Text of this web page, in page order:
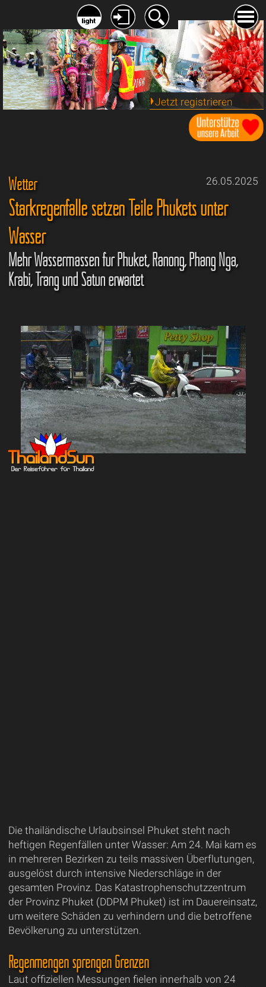
Jetzt registrieren
26.05.2025
Wetter
Starkregenfälle setzen Teile Phukets unter
Wasser
Mehr Wassermassen für Phuket, Ranong, Phang Nga,
Krabi, Trang und Satun erwartet
Die thailändische Urlaubsinsel Phuket steht nach
heftigen Regenfällen unter Wasser: Am 24. Mai kam es
in mehreren Bezirken zu teils massiven Überflutungen,
ausgelöst durch intensive Niederschläge in der
gesamten Provinz. Das Katastrophenschutzzentrum
der Provinz Phuket (DDPM Phuket) ist im Dauereinsatz,
um weitere Schäden zu verhindern und die betroffene
Bevölkerung zu unterstützen.
Regenmengen sprengen Grenzen
Laut offiziellen Messungen fielen innerhalb von 24